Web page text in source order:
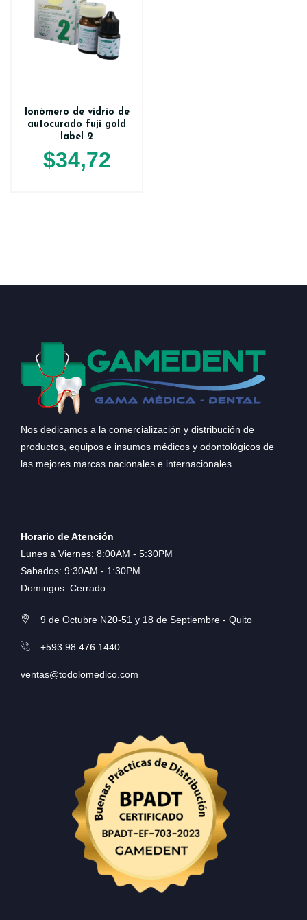
Ionómero de vidrio de
autocurado fuji gold
label 2
$34,72
Nos dedicamos a la comercialización y distribución de
productos, equipos e insumos médicos y odontológicos de
las mejores marcas nacionales e internacionales.
Horario de Atención
Lunes a Viernes: 8:00AM - 5:30PM
Sabados: 9:30AM - 1:30PM
Domingos: Cerrado
9 de Octubre N20-51 y 18 de Septiembre - Quito
+593 98 476 1440
ventas@todolomedico.com